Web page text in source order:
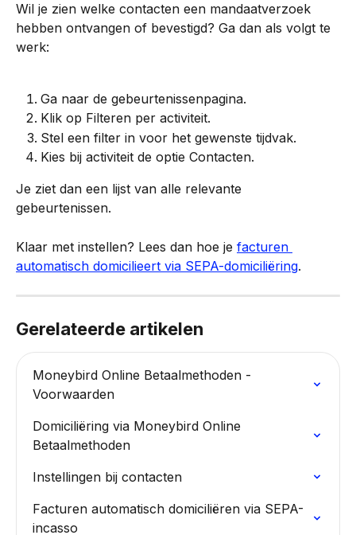
Wil je zien welke contacten een mandaatverzoek
hebben ontvangen of bevestigd? Ga dan als volgt te
werk:
Ga naar de gebeurtenissenpagina.
Klik op Filteren per activiteit.
Stel een filter in voor het gewenste tijdvak.
Kies bij activiteit de optie Contacten.
Je ziet dan een lijst van alle relevante
gebeurtenissen.
Klaar met instellen? Lees dan hoe je facturen
automatisch domicilieert via SEPA-domiciliëring.
Gerelateerde artikelen
Moneybird Online Betaalmethoden -
Voorwaarden
Domiciliëring via Moneybird Online
Betaalmethoden
Instellingen bij contacten
Facturen automatisch domiciliëren via SEPA-
incasso